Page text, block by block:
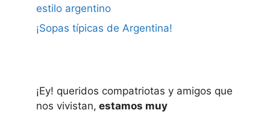
estilo argentino
¡Sopas típicas de Argentina!
¡Ey! queridos compatriotas y amigos que
nos vivistan, estamos muy